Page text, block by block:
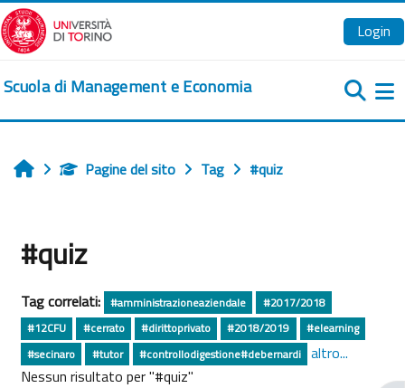
Vai al contenuto principale
Login
Scuola di Management e Economia
HomePagine del sito Tag #quiz
#quiz
Tag correlati: #amministrazioneaziendale
#2017/2018
#12CFU
#cerrato #dirittoprivato #2018/2019
#elearning
#secinaro
#tutor #controllodigestione#debernardi altro...
Nessun risultato per "#quiz"